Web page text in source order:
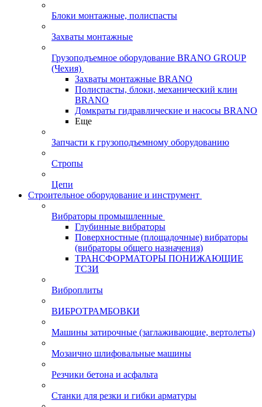
Блоки монтажные, полиспасты
Захваты монтажные
Грузоподъемное оборудование BRANO GROUP
(Чехия)
Захваты монтажные BRANO
Полиспасты, блоки, механический клин
BRANO
Домкраты гидравлические и насосы BRANO
Еще
Запчасти к грузоподъемному оборудованию
Стропы
Цепи
Строительное оборудование и инструмент
Вибраторы промышленные
Глубинные вибраторы
Поверхностные (площадочные) вибраторы
(вибраторы общего назначения)
ТРАНСФОРМАТОРЫ ПОНИЖАЮЩИЕ
ТСЗИ
Виброплиты
ВИБРОТРАМБОВКИ
Машины затирочные (заглаживающие, вертолеты)
Мозаично шлифовальные машины
Резчики бетона и асфальта
Станки для резки и гибки арматуры